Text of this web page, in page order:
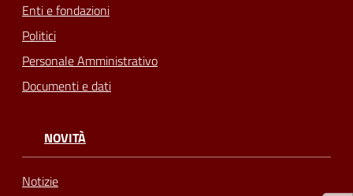
Enti e fondazioni
Politici
Personale Amministrativo
Documenti e dati
NOVITÀ
Notizie